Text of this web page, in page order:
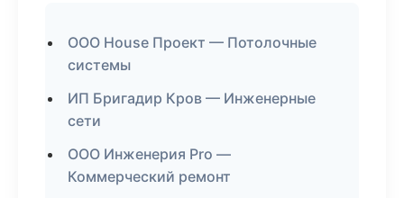
ООО House Проект — Потолочные
системы
ИП Бригадир Кров — Инженерные
сети
ООО Инженерия Pro —
Коммерческий ремонт